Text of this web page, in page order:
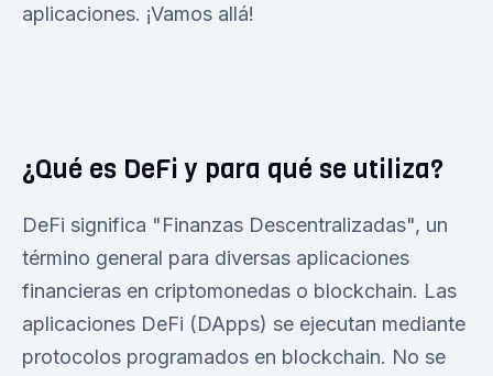
aplicaciones. ¡Vamos allá!
¿Qué es DeFi y para qué se utiliza?
DeFi significa "Finanzas Descentralizadas", un
término general para diversas aplicaciones
financieras en criptomonedas o blockchain. Las
aplicaciones DeFi (DApps) se ejecutan mediante
protocolos programados en blockchain. No se